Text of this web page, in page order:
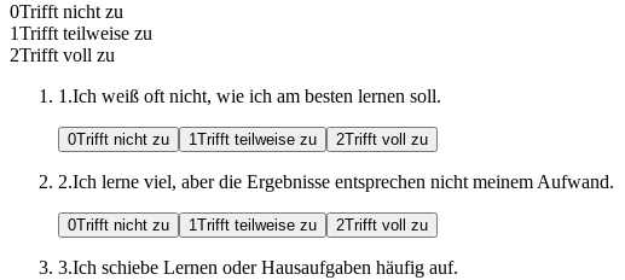
0Trifft nicht zu
1Trifft teilweise zu
2Trifft voll zu
1 .Ich weiß oft nicht, wie ich am besten lernen soll.
0Trifft nicht zu 1Trifft teilweise zu 2Trifft voll zu
2.Ich lerne viel, aber die Ergebnisse entsprechen nicht meinem Aufwand.
0Trifft nicht zu 1Trifft teilweise zu 2Trifft voll zu
3.Ich schiebe Lernen oder Hausaufgaben häufig auf.